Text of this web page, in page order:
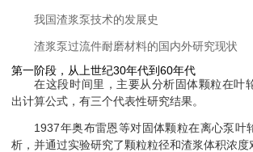
我国渣浆泵技术的发展史
渣浆泵过流件耐磨材料的国内外研究现状
第一阶段，从上世纪30年代到60年代
在这段时间里，主要从分析固体颗粒在叶
出计算公式，有三个代表性研究结果。
1937年奥布雷恩等对固体颗粒在离心泵叶
析，并通过实验研究了颗粒粒径和渣浆体积浓度